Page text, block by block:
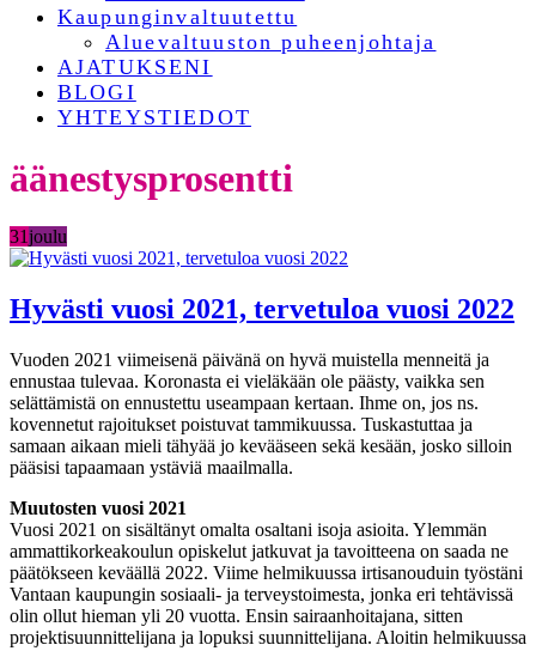
Kaupunginvaltuutettu
Aluevaltuuston puheenjohtaja
AJATUKSENI
BLOGI
YHTEYSTIEDOT
äänestysprosentti
31 joulu
Hyvästi vuosi 2021, tervetuloa vuosi 2022
Vuoden 2021 viimeisenä päivänä on hyvä muistella menneitä ja
ennustaa tulevaa. Koronasta ei vieläkään ole päästy, vaikka sen
selättämistä on ennustettu useampaan kertaan. Ihme on, jos ns.
kovennetut rajoitukset poistuvat tammikuussa. Tuskastuttaa ja
samaan aikaan mieli tähyää jo kevääseen sekä kesään, josko silloin
pääsisi tapaamaan ystäviä maailmalla.
Muutosten vuosi 2021
Vuosi 2021 on sisältänyt omalta osaltani isoja asioita. Ylemmän
ammattikorkeakoulun opiskelut jatkuvat ja tavoitteena on saada ne
päätökseen keväällä 2022. Viime helmikuussa irtisanouduin työstäni
Vantaan kaupungin sosiaali- ja terveystoimesta, jonka eri tehtävissä
olin ollut hieman yli 20 vuotta. Ensin sairaanhoitajana, sitten
projektisuunnittelijana ja lopuksi suunnittelijana. Aloitin helmikuussa